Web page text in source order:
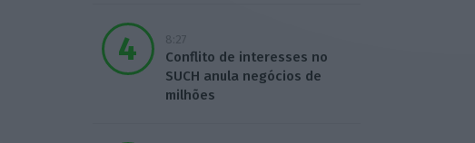
8:27
Conflito de interesses no
SUCH anula negócios de
milhões